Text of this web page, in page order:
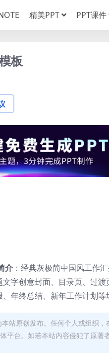
精美PPT PPT课件
板
介 ：经典灰极简中国风工作
字创意封面、目录页、过渡
年终总结、新年工作计划等
站原创发布。任何个人或组织
平台。如若本站内容侵犯了原著